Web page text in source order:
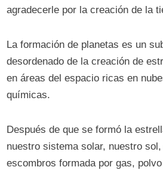
agradecerle por la creación de la
La formación de planetas es un
desordenado de la creación de
en áreas del espacio ricas en
químicas.
Después de que se formó la
nuestro sistema solar, nuestro
escombros formada por gas,